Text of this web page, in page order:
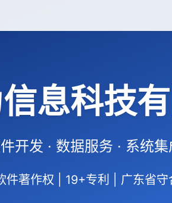
息科技
开发 · 数据服务 · 系统集
著作权 | 19+专利 | 广东省守